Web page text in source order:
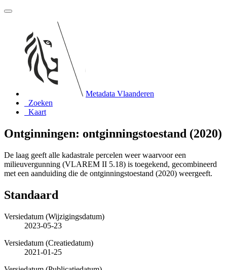
Metadata Vlaanderen
Zoeken
Kaart
Ontginningen: ontginningstoestand (2020)
De laag geeft alle kadastrale percelen weer waarvoor een
milieuvergunning (VLAREM II 5.18) is toegekend, gecombineerd
met een aanduiding die de ontginningstoestand (2020) weergeeft.
Standaard
Versiedatum (Wijzigingsdatum)
2023-05-23
Versiedatum (Creatiedatum)
2021-01-25